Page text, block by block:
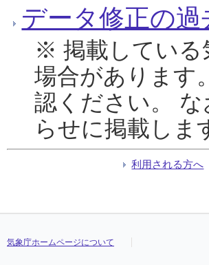
データ修正の
※ 掲載している
場合があります
認ください。
らせに掲載しま
利用される方へ
気象庁ホームページについて